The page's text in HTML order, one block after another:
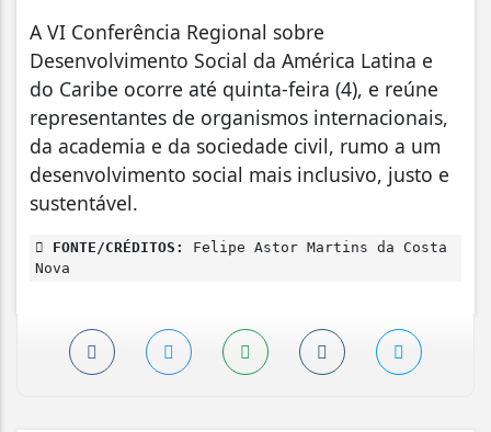
A VI Conferência Regional sobre
Desenvolvimento Social da América Latina e
do Caribe ocorre até quinta-feira (4), e reúne
representantes de organismos internacionais,
da academia e da sociedade civil, rumo a um
desenvolvimento social mais inclusivo, justo e
sustentável.
FONTE/CRÉDITOS:
Felipe Astor Martins da Costa
Nova